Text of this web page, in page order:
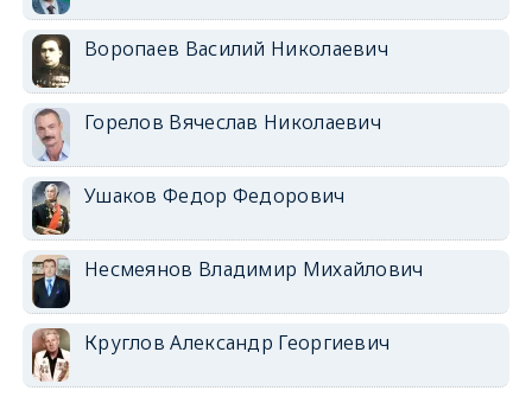
Воропаев Василий Николаевич
Горелов Вячеслав Николаевич
Ушаков Федор Федорович
Несмеянов Владимир Михайлович
Круглов Александр Георгиевич